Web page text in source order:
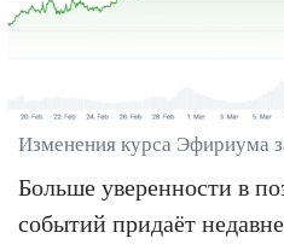
Изменения курса Эфириума
Больше уверенности в
событий придаёт